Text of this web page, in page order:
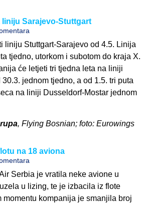
Sarajevo-Stuttgart
liniju Stuttgart-Sarajevo od 4.5. Linija
tjedno, utorkom i subotom do kraja X.
će letjeti tri tjedna leta na liniji
jednom tjedno, a od 1.5. tri puta
na liniji Dusseldorf-Mostar jednom
, Flying Bosnian; foto: Eurowings
na 18 aviona
Serbia je vratila neke avione u
u lizing, te je izbacila iz flote
momentu kompanija je smanjila broj